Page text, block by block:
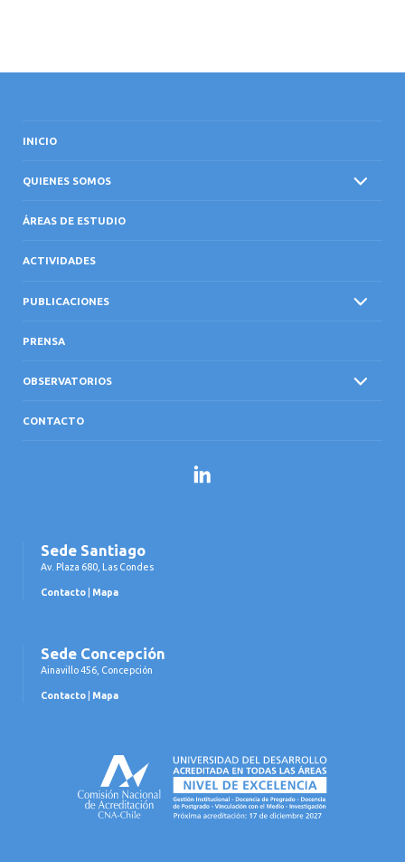
INICIO
QUIENES SOMOS
ÁREAS DE ESTUDIO
ACTIVIDADES
PUBLICACIONES
PRENSA
OBSERVATORIOS
CONTACTO
LinkedIn
Sede Santiago
Av. Plaza 680, Las Condes
Contacto Mapa
Sede Concepción
Ainavillo 456, Concepción
Contacto Mapa